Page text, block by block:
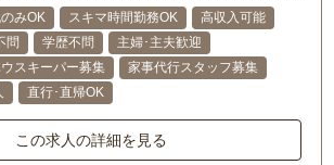
みOK スキマ時間勤務OK
高収入可能
問 学歴不問
主婦･主夫歓迎
スキーパー募集
家事代行スタッフ募集
直行･直帰OK
この求人の詳細を見る